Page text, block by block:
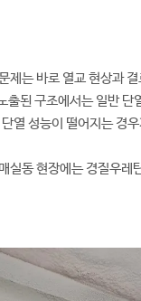
제는 바로 열교 현상과
출된 구조에서는 일반 단
열 성능이 떨어지는 경
실동 현장에는 경질우레